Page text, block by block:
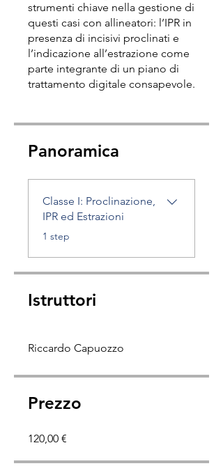
strumenti chiave nella gestione di
questi casi con allineatori: l’IPR in
presenza di incisivi proclinati e
l’indicazione all’estrazione come
parte integrante di un piano di
trattamento digitale consapevole.
Panoramica
Classe I: Proclinazione,
IPR ed Estrazioni
.1 step
Istruttori
Riccardo Capuozzo
Prezzo
120,00 €